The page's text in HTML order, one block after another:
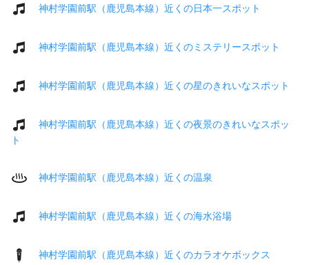
神村学園前駅（鹿児島本線）近くの日本一スポット
神村学園前駅（鹿児島本線）近くのミステリースポット
神村学園前駅（鹿児島本線）近くの星のきれいなスポット
神村学園前駅（鹿児島本線）近くの夜景のきれいなスポッ
ト
神村学園前駅（鹿児島本線）近くの温泉
神村学園前駅（鹿児島本線）近くの海水浴場
神村学園前駅（鹿児島本線）近くのカラオケボックス